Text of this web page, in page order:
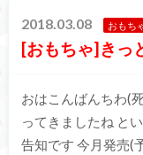
2018.03.08 おもち
[おもちゃ]きっ
おはこんばんちわ(
ってきましたね と
告知です 今月発売(